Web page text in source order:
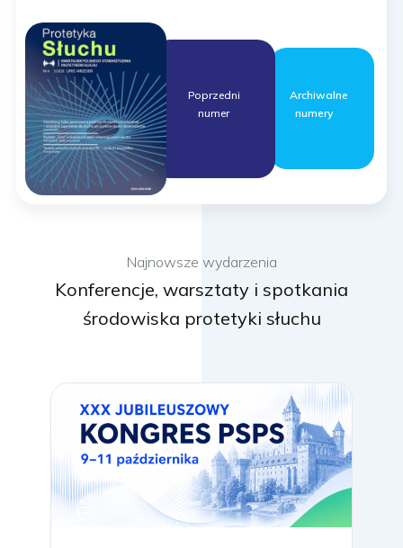
Poprzedni
numer
Archiwalne
numery
Najnowsze wydarzenia
Konferencje, warsztaty i spotkania
środowiska protetyki słuchu